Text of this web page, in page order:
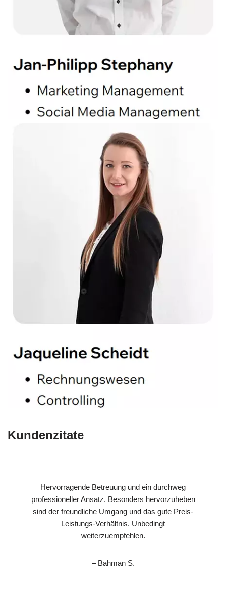
Kundenzitate
Hervorragende Betreuung und ein durchweg
professioneller Ansatz. Besonders hervorzuheben
sind der freundliche Umgang und das gute Preis-
Leistungs-Verhältnis. Unbedingt
weiterzuempfehlen.
– Bahman S.